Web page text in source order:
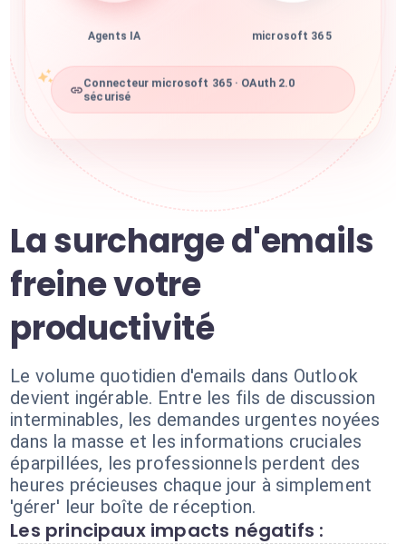
Agents IA microsoft 365
Connecteur microsoft 365 · OAuth 2.0
sécurisé
La surcharge d'emails
freine votre
productivité
Le volume quotidien d'emails dans Outlook
devient ingérable. Entre les fils de discussion
interminables, les demandes urgentes noyées
dans la masse et les informations cruciales
éparpillées, les professionnels perdent des
heures précieuses chaque jour à simplement
'gérer' leur boîte de réception.
Les principaux impacts négatifs :